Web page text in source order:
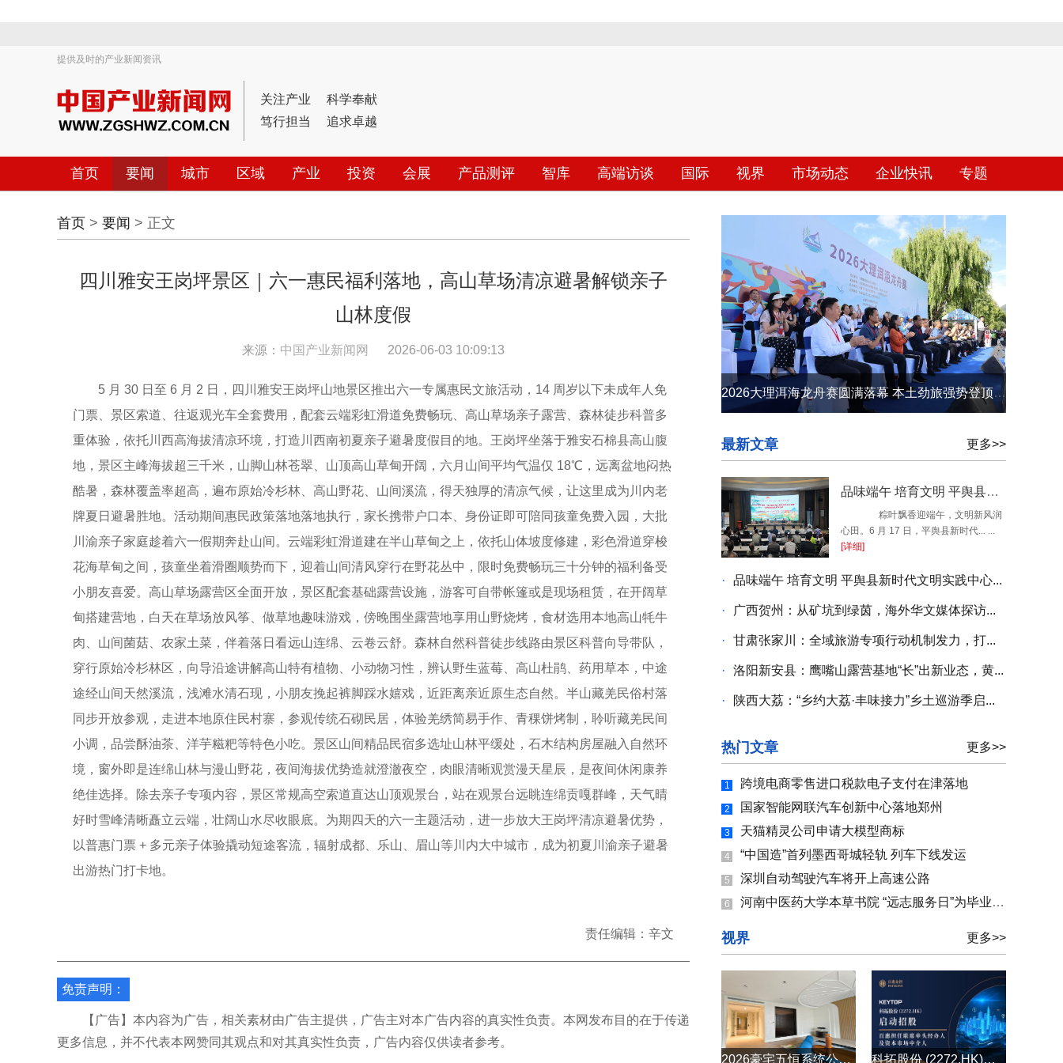
提供及时的产业新闻资讯
关注产业
科学奉献
笃行担当
追求卓越
首页 要闻 城市 区域 产业 投资 会展 产品测评 智库 高端访谈 国际 视界 市场动态 企业快讯 专题
首页 > 要闻 > 正文
四川雅安王岗坪景区｜六一惠民福利落地，高山草场清凉避暑解锁亲子
山林度假
来源： 中国产业新闻网 2026-06-03 10:09:13
5 月 30 日至 6 月 2 日，四川雅安王岗坪山地景区推出六一专属惠民文旅活动，14 周岁以下未成年人免
门票、景区索道、往返观光车全套费用，配套云端彩虹滑道免费畅玩、高山草场亲子露营、森林徒步科普多
重体验，依托川西高海拔清凉环境，打造川西南初夏亲子避暑度假目的地。王岗坪坐落于雅安石棉县高山腹
地，景区主峰海拔超三千米，山脚山林苍翠、山顶高山草甸开阔，六月山间平均气温仅 18℃，远离盆地闷热
酷暑，森林覆盖率超高，遍布原始冷杉林、高山野花、山间溪流，得天独厚的清凉气候，让这里成为川内老
牌夏日避暑胜地。活动期间惠民政策落地落地执行，家长携带户口本、身份证即可陪同孩童免费入园，大批
川渝亲子家庭趁着六一假期奔赴山间。云端彩虹滑道建在半山草甸之上，依托山体坡度修建，彩色滑道穿梭
花海草甸之间，孩童坐着滑圈顺势而下，迎着山间清风穿行在野花丛中，限时免费畅玩三十分钟的福利备受
小朋友喜爱。高山草场露营区全面开放，景区配套基础露营设施，游客可自带帐篷或是现场租赁，在开阔草
甸搭建营地，白天在草场放风筝、做草地趣味游戏，傍晚围坐露营地享用山野烧烤，食材选用本地高山牦牛
肉、山间菌菇、农家土菜，伴着落日看远山连绵、云卷云舒。森林自然科普徒步线路由景区科普向导带队，
穿行原始冷杉林区，向导沿途讲解高山特有植物、小动物习性，辨认野生蓝莓、高山杜鹃、药用草本，中途
途经山间天然溪流，浅滩水清石现，小朋友挽起裤脚踩水嬉戏，近距离亲近原生态自然。半山藏羌民俗村落
同步开放参观，走进本地原住民村寨，参观传统石砌民居，体验羌绣简易手作、青稞饼烤制，聆听藏羌民间
小调，品尝酥油茶、洋芋糍粑等特色小吃。景区山间精品民宿多选址山林平缓处，石木结构房屋融入自然环
境，窗外即是连绵山林与漫山野花，夜间海拔优势造就澄澈夜空，肉眼清晰观赏漫天星辰，是夜间休闲康养
绝佳选择。除去亲子专项内容，景区常规高空索道直达山顶观景台，站在观景台远眺连绵贡嘎群峰，天气晴
好时雪峰清晰矗立云端，壮阔山水尽收眼底。为期四天的六一主题活动，进一步放大王岗坪清凉避暑优势，
以普惠门票 + 多元亲子体验撬动短途客流，辐射成都、乐山、眉山等川内大中城市，成为初夏川渝亲子避暑
出游热门打卡地。
责任编辑：辛文
免责声明：
【广告】本内容为广告，相关素材由广告主提供，广告主对本广告内容的真实性负责。本网发布目的在于传递
更多信息，并不代表本网赞同其观点和对其真实性负责，广告内容仅供读者参考。
2026大理洱海龙舟赛圆满落幕 本土劲旅强势登顶 苍洱之间续写荣光
更多>>
最新文章
品味端午 培育文明 平舆县新时代文明实践中心开展端午民俗系列活动
粽叶飘香迎端午，文明新风润
心田。6 月 17 日，平舆县新时代... ...
[详细]
· 品味端午 培育文明 平舆县新时代文明实践中心...
· 广西贺州：从矿坑到绿茵，海外华文媒体探访...
· 甘肃张家川：全域旅游专项行动机制发力，打...
· 洛阳新安县：鹰嘴山露营基地“长”出新业态，黄...
· 陕西大荔：“乡约大荔·丰味接力”乡土巡游季启...
更多>>
热门文章
1 跨境电商零售进口税款电子支付在津落地
2 国家智能网联汽车创新中心落地郑州
3 天猫精灵公司申请大模型商标
4 “中国造”首列墨西哥城轻轨 列车下线发运
5 深圳自动驾驶汽车将开上高速公路
6 河南中医药大学本草书院 “远志服务日”为毕业生就业保驾护航
更多>>
视界
2026豪宅五恒系统公司怎么选？别墅大平层全空气五恒系统原厂直供 科拓股份 (2272.HK)启动招股 百惠担任联席牵头经办人及资本市场中介人